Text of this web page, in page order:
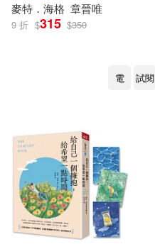
麥特 ． 海格 章晉唯
9 折 $315 $350
電 試閱